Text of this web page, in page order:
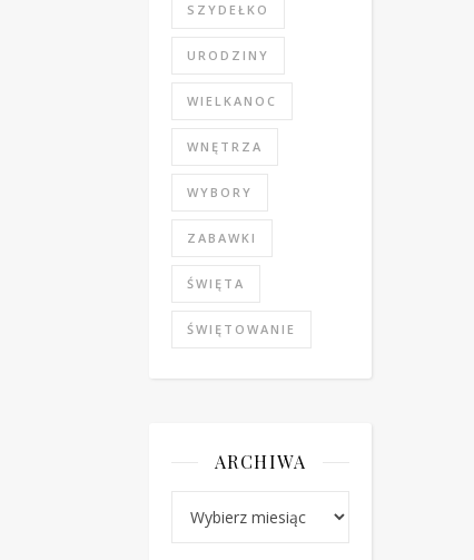
SZYDEŁKO
URODZINY
WIELKANOC
WNĘTRZA
WYBORY
ZABAWKI
ŚWIĘTA
ŚWIĘTOWANIE
ARCHIWA